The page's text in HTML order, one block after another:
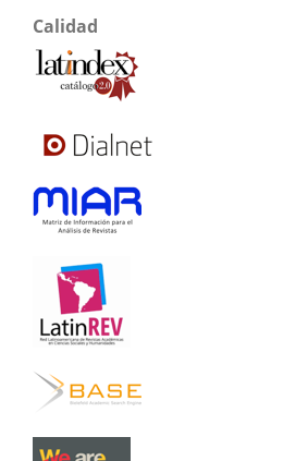
Calidad